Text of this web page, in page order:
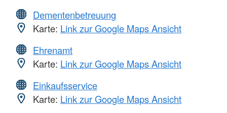
Dementenbetreuung
Karte: Link zur Google Maps Ansicht
Ehrenamt
Karte: Link zur Google Maps Ansicht
Einkaufsservice
Karte: Link zur Google Maps Ansicht